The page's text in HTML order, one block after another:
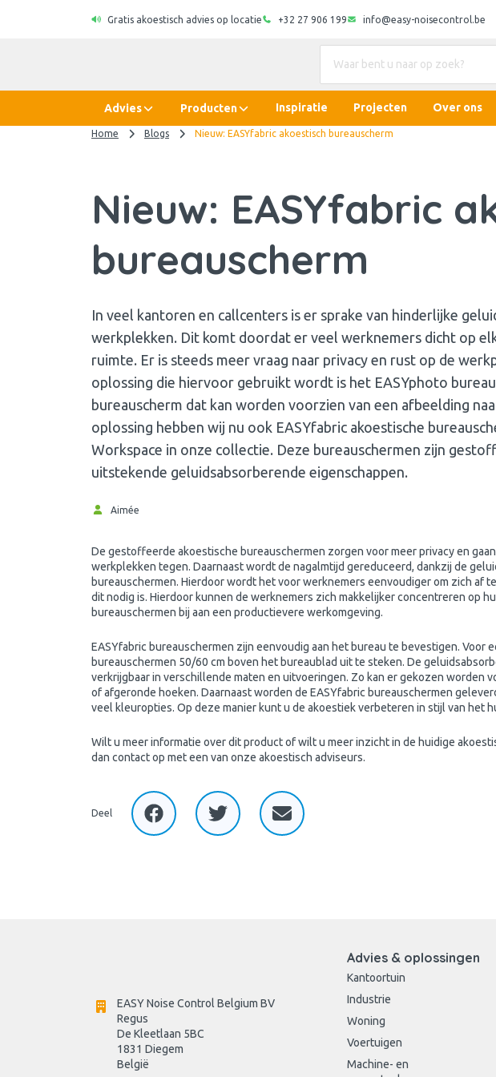
Gratis akoestisch advies op locatie +32 27 906 199 info@easy-noisecontrol.be
Advies Producten Inspiratie Projecten Over ons
Home Blogs Nieuw: EASYfabric akoestisch bureauscherm
Nieuw: EASYfabric
bureauscherm
In veel kantoren en callcenters is er sprake van hinderlijke
werkplekken. Dit komt doordat er veel werknemers dicht op
ruimte. Er is steeds meer vraag naar privacy en rust op de
oplossing die hiervoor gebruikt wordt is het EASYphoto
bureauscherm dat kan worden voorzien van een afbeelding
oplossing hebben wij nu ook EASYfabric akoestische
Workspace in onze collectie. Deze bureauschermen zijn
uitstekende geluidsabsorberende eigenschappen.
Aimée
De gestoffeerde akoestische bureauschermen zorgen voor meer privacy en
werkplekken tegen. Daarnaast wordt de nagalmtijd gereduceerd, dankzij de
bureauschermen. Hierdoor wordt het voor werknemers eenvoudiger om zich af
dit nodig is. Hierdoor kunnen de werknemers zich makkelijker concentreren op
bureauschermen bij aan een productievere werkomgeving.
EASYfabric bureauschermen zijn eenvoudig aan het bureau te bevestigen. Voor
bureauschermen 50/60 cm boven het bureaublad uit te steken. De
verkrijgbaar in verschillende maten en uitvoeringen. Zo kan er gekozen worden
of afgeronde hoeken. Daarnaast worden de EASYfabric bureauschermen
veel kleuropties. Op deze manier kunt u de akoestiek verbeteren in stijl van het
Wilt u meer informatie over dit product of wilt u meer inzicht in de huidige
dan contact op met een van onze akoestisch adviseurs.
Deel
EASY Noise Control Belgium BV
Regus
De Kleetlaan 5BC
1831 Diegem
België
Advies & oplossingen
Kantoortuin
Industrie
Woning
Voertuigen
Machine- en